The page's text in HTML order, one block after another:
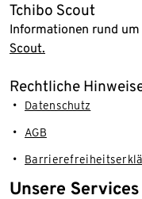
Tchibo Scout
Informationen rund um
Scout.
Rechtliche
Datenschutz
AGB
Unsere